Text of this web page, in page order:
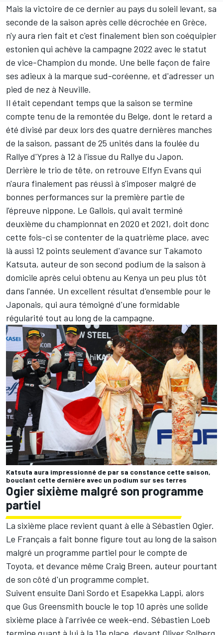
Mais la victoire de ce dernier au pays du soleil levant, sa
seconde de la saison après celle décrochée en Grèce,
n'y aura rien fait et c'est finalement bien son coéquipier
estonien qui achève la campagne 2022 avec le statut
de vice-Champion du monde. Une belle façon de faire
ses adieux à la marque sud-coréenne, et d'adresser un
pied de nez à Neuville.
Il était cependant temps que la saison se termine
compte tenu de la remontée du Belge, dont le retard a
été divisé par deux lors des quatre dernières manches
de la saison, passant de 25 unités dans la foulée du
Rallye d'Ypres à 12 à l'issue du Rallye du Japon.
Derrière le trio de tête, on retrouve Elfyn Evans qui
n'aura finalement pas réussi à s'imposer malgré de
bonnes performances sur la première partie de
l'épreuve nippone. Le Gallois, qui avait terminé
deuxième du championnat en 2020 et 2021, doit donc
cette fois-ci se contenter de la quatrième place, avec
là aussi 12 points seulement d'avance sur Takamoto
Katsuta, auteur de son second podium de la saison à
domicile après celui obtenu au Kenya un peu plus tôt
dans l'année. Un excellent résultat d'ensemble pour le
Japonais, qui aura témoigné d'une formidable
régularité tout au long de la campagne.
Katsuta aura impressionné de par sa constance cette saison,
bouclant cette dernière avec un podium sur ses terres
Ogier sixième malgré son programme
partiel
La sixième place revient quant à elle à Sébastien Ogier.
Le Français a fait bonne figure tout au long de la saison
malgré un programme partiel pour le compte de
Toyota, et devance même Craig Breen, auteur pourtant
de son côté d'un programme complet.
Suivent ensuite Dani Sordo et Esapekka Lappi, alors
que Gus Greensmith boucle le top 10 après une solide
sixième place à l'arrivée ce week-end. Sébastien Loeb